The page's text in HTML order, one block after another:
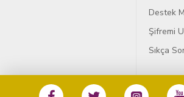
Destek
Şifremi
Sıkça